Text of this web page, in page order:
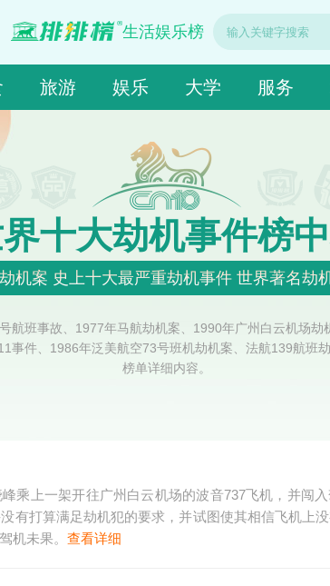
生活娱乐榜
旅游 娱乐 大学 服务
十大劫机事件榜
机案 史上十大最严重劫机事件 世界著名劫
航班事故、1977年马航劫机案、1990年广州白云机场
事件、1986年泛美航空73号班机劫机案、法航139航班
榜单详细内容。
乘上一架开往广州白云机场的波音737飞机，并闯
有打算满足劫机犯的要求，并试图使其相信飞机上
机未果。 查看详细